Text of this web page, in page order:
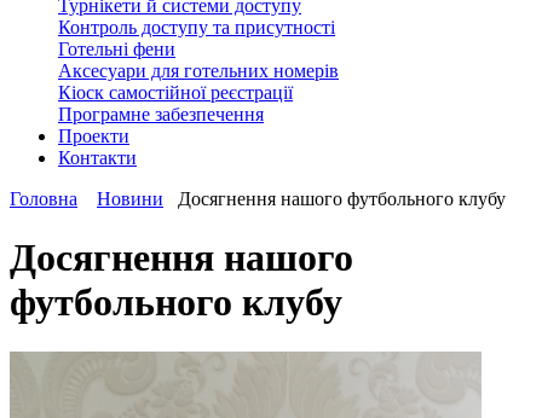
Турнікети й системи доступу
Контроль доступу та присутності
Готельні фени
Аксесуари для готельних номерів
Кіоск самостійної реєстрації
Програмне забезпечення
Проекти
Контакти
Головна
Новини Досягнення нашого футбольного клубу
Досягнення нашого
футбольного клубу